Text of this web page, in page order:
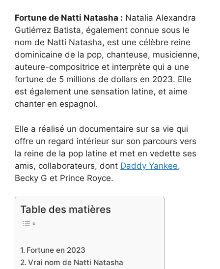
Fortune de Natti Natasha : Natalia Alexandra
Gutiérrez Batista, également connue sous le
nom de Natti Natasha, est une célèbre reine
dominicaine de la pop, chanteuse, musicienne,
auteure-compositrice et interprète qui a une
fortune de 5 millions de dollars en 2023. Elle
est également une sensation latine, et aime
chanter en espagnol.
Elle a réalisé un documentaire sur sa vie qui
offre un regard intérieur sur son parcours vers
la reine de la pop latine et met en vedette ses
amis, collaborateurs, dont Daddy Yankee,
Becky G et Prince Royce.
Table des matières
Fortune en 2023
Vrai nom de Natti Natasha